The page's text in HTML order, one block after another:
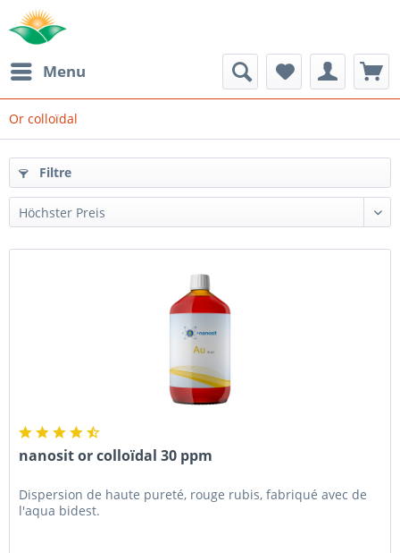
Menu
Or colloïdal
Filtre
nanosit or colloïdal 30 ppm
Dispersion de haute pureté, rouge rubis, fabriqué avec de
l'aqua bidest.